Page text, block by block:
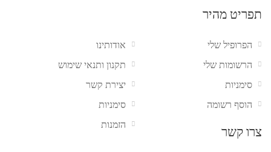
תפריט מהיר
אודותינו
תקנון ותנאי שימוש
יצירת קשר
סימניות
הזמנות
הפרופיל שלי
הרשומות שלי
סימניות
הוסף רשומה
צרו קשר